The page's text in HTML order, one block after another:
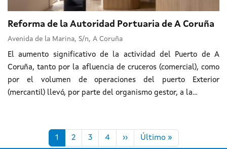
Reforma de la Autoridad Portuaria de A Coruña
Avenida de la Marina, S/n, A Coruña
El aumento significativo de la actividad del Puerto de A
Coruña, tanto por la afluencia de cruceros (comercial), como
por el volumen de operaciones del puerto Exterior
(mercantil) llevó, por parte del organismo gestor, a la...
Paginación
1 2 3 4 ››Siguiente página
Último »Última página